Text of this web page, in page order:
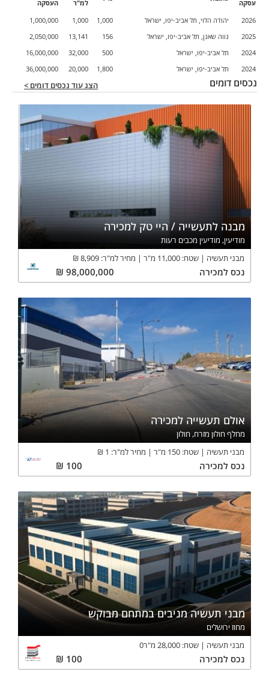
עסקה
למ"ר
העסקה
2026
יהודה הלוי, תל אביב-יפו, ישראל 1,000
1,000
1,000,000
2025
נווה שאנן, תל אביב-יפו, ישראל 156
13,141
2,050,000
2024
תל אביב-יפו, ישראל 500
32,000
16,000,000
2024
תל אביב-יפו, ישראל 1,800
20,000
36,000,000
נכסים דומים הצג עוד נכסים דומים >
מבנה לתעשייה / היי טק למכירה
מודיעין, מודיעין מכבים רעות
מבני תעשיה
שטח: 11,000 מ"ר מחיר למ"ר: 8,909
₪
נכס למכירה 98,000,000
₪
אולם תעשייה למכירה
מחלף חולון מזרח, חולון
מבני תעשיה
שטח: 150 מ"ר מחיר למ"ר: 1
₪
נכס למכירה 100
₪
מבני תעשיה מניבים במתחם מבוקש
מחוז ירושלים
מבני תעשיה
שטח: 28,000 מ"ר0
נכס למכירה 100
₪